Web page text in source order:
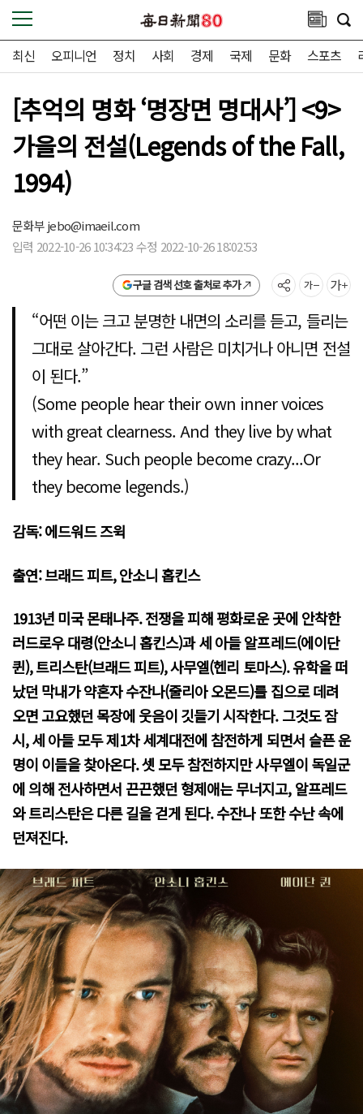
최신 오피니언 정치 사회 경제 국제 문화 스포츠
[추억의 명화 ‘명장면 명대사’] <9>
가을의 전설(Legends of the Fall,
1994)
문화부jebo@imaeil.com
입력 2022-10-26 10:34:23 수정 2022-10-26 18:02:53
구글 검색 선호 출처로 추가
“어떤 이는 크고 분명한 내면의 소리를 듣고, 들리는
그대로 살아간다. 그런 사람은 미치거나 아니면 전설
이 된다.”
(Some people hear their own inner voices
with great clearness. And they live by what
they hear. Such people become crazy...Or
they become legends.)
감독: 에드워드 즈윅
출연: 브래드 피트, 안소니 홉킨스
1913년 미국 몬태나주. 전쟁을 피해 평화로운 곳에 안착한
러드로우 대령(안소니 홉킨스)과 세 아들 알프레드(에이단
퀸), 트리스탄(브래드 피트), 사무엘(헨리 토마스). 유학을 떠
났던 막내가 약혼자 수잔나(줄리아 오몬드)를 집으로 데려
오면 고요했던 목장에 웃음이 깃들기 시작한다. 그것도 잠
시, 세 아들 모두 제1차 세계대전에 참전하게 되면서 슬픈 운
명이 이들을 찾아온다. 셋 모두 참전하지만 사무엘이 독일군
에 의해 전사하면서 끈끈했던 형제애는 무너지고, 알프레드
와 트리스탄은 다른 길을 걷게 된다. 수잔나 또한 수난 속에
던져진다.